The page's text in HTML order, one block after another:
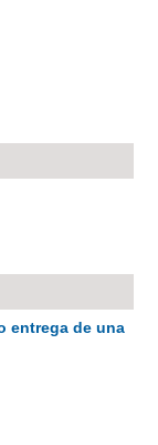
entrega de una